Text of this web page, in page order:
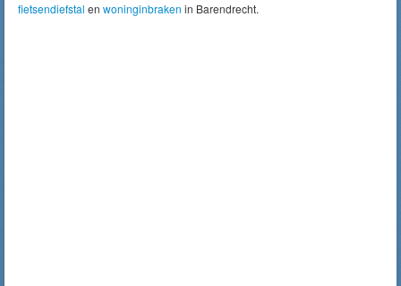
fietsendiefstal en woninginbraken in Barendrecht.